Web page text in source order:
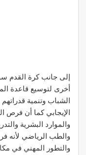
إلى جانب كرة القدم
أخرى لتوسيع قاعدة
الشباب وتنمية
الإيجابي كما أن فرص
والموارد البشرية
والطب الرياضي لأنه
والتطور المهني في